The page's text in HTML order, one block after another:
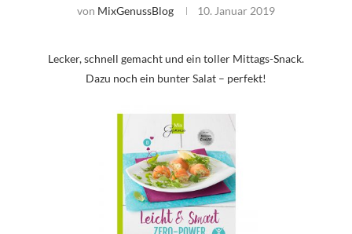
von MixGenussBlog 10. Januar 2019
Lecker, schnell gemacht und ein toller Mittags-Snack.
Dazu noch ein bunter Salat – perfekt!